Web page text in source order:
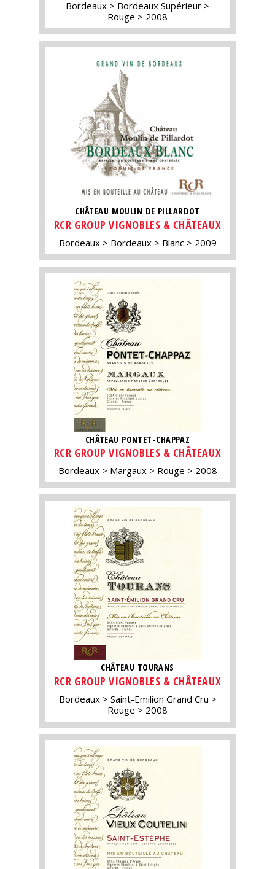
Bordeaux
Bordeaux Supérieur
Rouge
2008
CHÂTEAU MOULIN DE PILLARDOT
RCR GROUP VIGNOBLES & CHÂTEAUX
Bordeaux Bordeaux Blanc 2009
CHÂTEAU PONTET-CHAPPAZ
RCR GROUP VIGNOBLES & CHÂTEAUX
Bordeaux Margaux Rouge 2008
CHÂTEAU TOURANS
RCR GROUP VIGNOBLES & CHÂTEAUX
Bordeaux
Saint-Emilion Grand Cru
Rouge
2008